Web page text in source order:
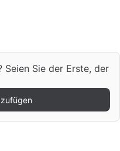
Sie der Erste, der